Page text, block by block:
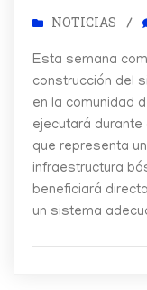
NOTICIAS /
Esta semana
construcción del
en la comunidad
ejecutará
que representa
infraestructura
beneficiará
un sistema